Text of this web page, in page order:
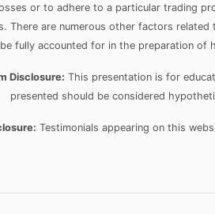
or to adhere to a particular trading
There are numerous other factors
fully accounted for in the preparation of
Disclosure: This presentation is for
presented should be considered
Testimonials appearing on this